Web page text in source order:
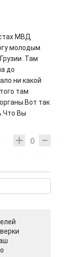
МВД
молодым
.Там
до
ни какой
там
так
Вы
0